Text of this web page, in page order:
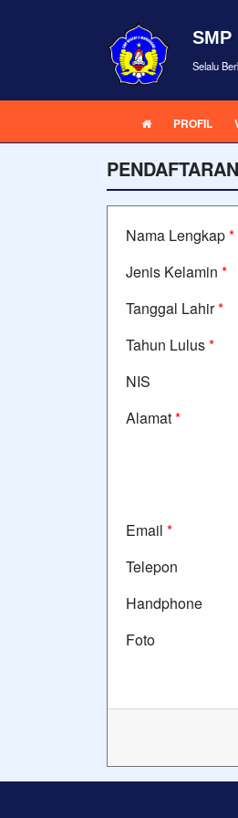
SMP
Selalu
PROFIL
Nama Lengkap*
Jenis Kelamin *
Tanggal Lahir*
Tahun Lulus*
NIS
Alamat*
Email *
Telepon
Handphone
Foto